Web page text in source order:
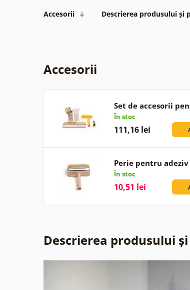
Accesorii Descrierea produsului și
Accesorii
Set de accesorii
În stoc
111,16 lei
Perie pentru adeziv
În stoc
10,51 lei
Descrierea produsului